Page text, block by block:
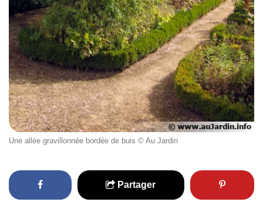
Une allée gravillonnée bordée de buis © Au Jardin
Partager